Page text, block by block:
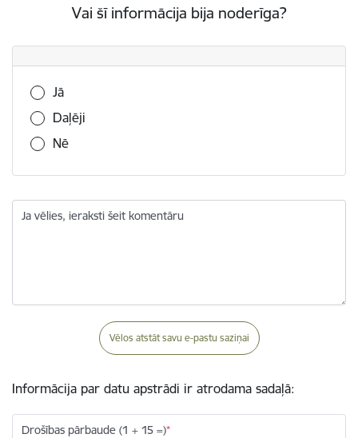
Vai šī informācija bija noderīga?
Vai šī informācija bija noderīga?
Jā
Daļēji
Nē
Ja vēlies, ieraksti šeit komentāru
Vēlos atstāt savu e-pastu saziņai
Informācija par datu apstrādi ir atrodama sadaļā:
Drošības pārbaude (1 + 15 =)